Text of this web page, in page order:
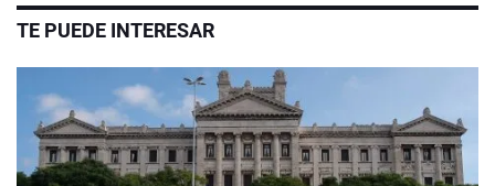
TE PUEDE INTERESAR